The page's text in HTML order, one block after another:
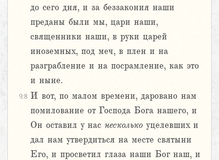
до сего дня, и за беззакония наши
преданы были мы, цари наши,
священники наши, в руки царей
иноземных, под меч, в плен и на
разграбление и на посрамление, как это
и ныне.
9:8 И вот, по малом времени, даровано нам
помилование от Господа Бога нашего, и
Он оставил у нас несколько уцелевших и
дал нам утвердиться на месте святыни
Его, и просветил глаза наши Бог наш, и